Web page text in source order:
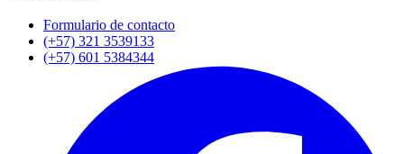
Formulario de contacto
(+57) 321 3539133
(+57) 601 5384344